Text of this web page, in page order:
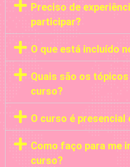
Preciso de
participar?
O que está incluído
Quais são os
curso?
O curso é presencial
Como faço para me
curso?